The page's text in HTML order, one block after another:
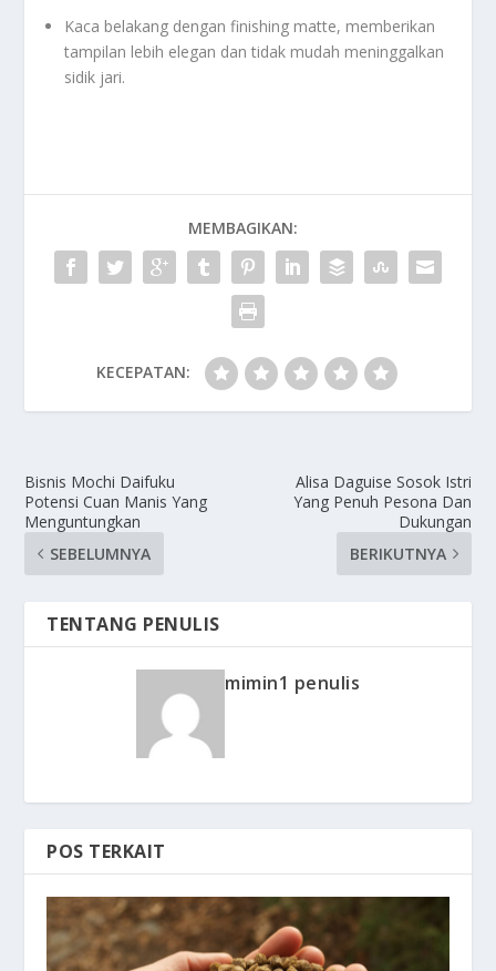
Kaca belakang dengan finishing matte, memberikan
tampilan lebih elegan dan tidak mudah meninggalkan
sidik jari.
MEMBAGIKAN:
KECEPATAN:
Bisnis Mochi Daifuku
Potensi Cuan Manis Yang
Menguntungkan
SEBELUMNYA
Alisa Daguise Sosok Istri
Yang Penuh Pesona Dan
Dukungan
BERIKUTNYA
TENTANG PENULIS
mimin1 penulis
POS TERKAIT